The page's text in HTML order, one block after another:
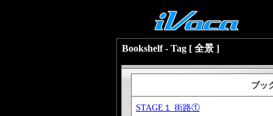
Bookshelf - Tag [ 全景 ]
ブッ
STAGE１ 街路①